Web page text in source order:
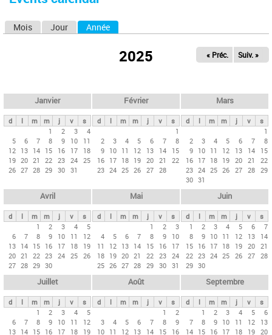
cs
p
n
c
i
p
Mois Jour Année
2025 « Préc. Suiv. »
Janvier
d l m m j v
s
1
2 3
4
5
6 7 8 9 10
11
12 13 14 15 16 17
18
19 20 21 22 23 24 25
26 27 28 29 30 31
Février
d l m m j v
s
1
2
3 4 5 6 7
8
9 10 11 12 13 14
15
16 17 18 19 20 21
22
23 24 25 26 27 28
Mars
d l m m j v
s
1
2
3 4 5 6 7
8
9 10 11 12 13 14
15
16 17 18 19 20 21
22
23 24 25 26 27 28 29
30 31
Avril
d l m m j v
s
1
2 3 4
5
6
7 8 9 10 11
12
13 14 15 16 17 18
19
20 21 22 23 24 25 26
27 28 29 30
Mai
d l m m j v
s
1
2
3
4
5 6 7 8 9
10
11
12 13 14 15 16
17
18 19 20 21 22 23 24
25 26 27 28 29 30 31
Juin
d l m m j v
s
1
2 3 4 5 6
7
8
9 10 11 12 13
14
15 16 17 18 19 20 21
22 23 24 25 26 27 28
29 30
Juillet
d l m m j v
s
1
2 3 4
5
6
7 8 9 10 11
12
13 14 15 16 17 18 19
Août
d l m m j v
s
1
2
3
4 5 6 7 8
9
10 11 12 13 14 15 16
Septembre
d l m m j v
s
1
2 3 4 5
6
7
8 9 10 11 12
13
14 15 16 17 18 19 20